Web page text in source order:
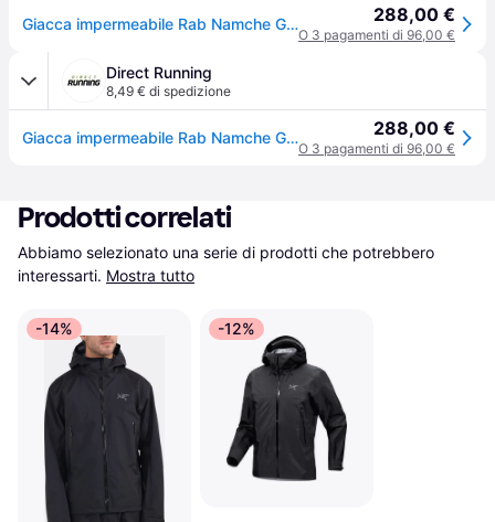
Giacca impermeabile Rab Namche GTX - Noir 288,00 €
O 3 pagamenti di 96,00 €
Direct Running
8,49 € di spedizione
Giacca impermeabile Rab Namche GTX - Noir 288,00 €
O 3 pagamenti di 96,00 €
Prodotti correlati
Abbiamo selezionato una serie di prodotti che potrebbero
interessarti. Mostra tutto
-14% -12%